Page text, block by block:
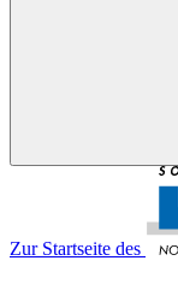
Zur Startseite des